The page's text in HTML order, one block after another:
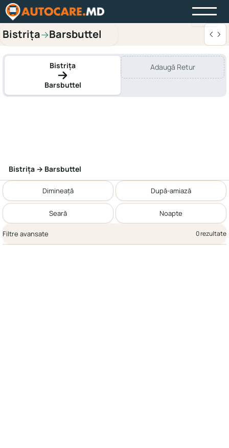
Bistriţa→Barsbuttel
Bistriţa
Barsbuttel
Adaugă Retur
Bistriţa → Barsbuttel
Dimineață După-amiază
Seară Noapte
Filtre avansate 0 rezultate